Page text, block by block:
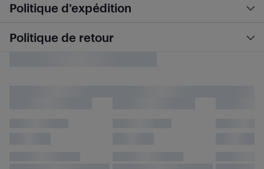
Politique d’expédition
Politique de retour